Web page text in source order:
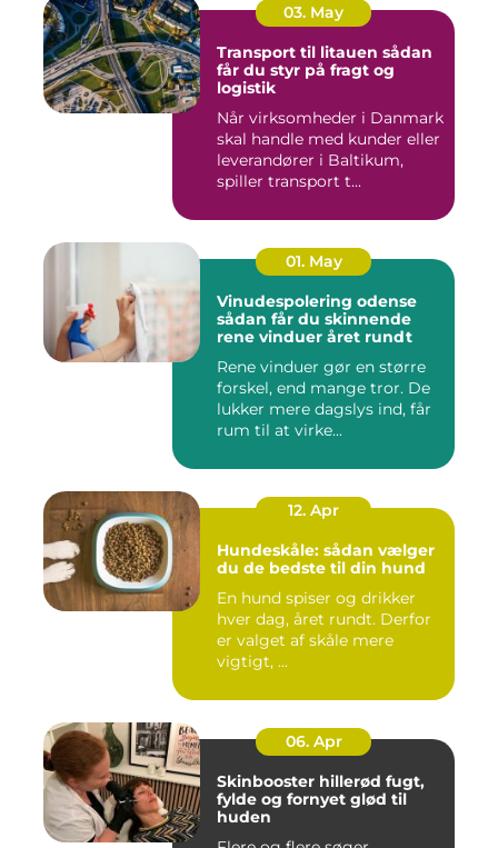
03. May
Transport til litauen sådan
får du styr på fragt og
logistik
Når virksomheder i Danmark
skal handle med kunder eller
leverandører i Baltikum,
spiller transport t...
01. May
Vinudespolering odense
sådan får du skinnende
rene vinduer året rundt
Rene vinduer gør en større
forskel, end mange tror. De
lukker mere dagslys ind, får
rum til at virke...
12. Apr
Hundeskåle: sådan vælger
du de bedste til din hund
En hund spiser og drikker
hver dag, året rundt. Derfor
er valget af skåle mere
vigtigt, ...
06. Apr
Skinbooster hillerød fugt,
fylde og fornyet glød til
huden